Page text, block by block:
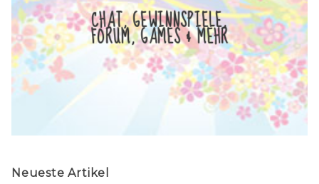
CHAT, GEWINNSPIELE,
FORUM, GAMES & MEHR
Neueste Artikel